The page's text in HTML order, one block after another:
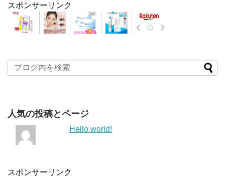
スポンサーリンク
人気の投稿とページ
Hello world!
スポンサーリンク